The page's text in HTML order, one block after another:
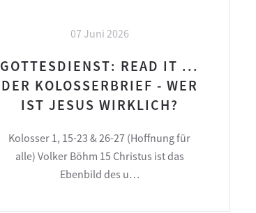
07 Juni 2026
GOTTESDIENST: READ IT ...
DER KOLOSSERBRIEF - WER
IST JESUS WIRKLICH?
Kolosser 1, 15-23 & 26-27 (Hoffnung für
alle) Volker Böhm 15 Christus ist das
Ebenbild des u…